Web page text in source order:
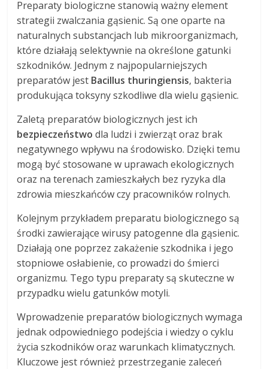
Preparaty biologiczne stanowią ważny element
strategii zwalczania gąsienic. Są one oparte na
naturalnych substancjach lub mikroorganizmach,
które działają selektywnie na określone gatunki
szkodników. Jednym z najpopularniejszych
preparatów jest Bacillus thuringiensis, bakteria
produkująca toksyny szkodliwe dla wielu gąsienic.
Zaletą preparatów biologicznych jest ich
bezpieczeństwo dla ludzi i zwierząt oraz brak
negatywnego wpływu na środowisko. Dzięki temu
mogą być stosowane w uprawach ekologicznych
oraz na terenach zamieszkałych bez ryzyka dla
zdrowia mieszkańców czy pracowników rolnych.
Kolejnym przykładem preparatu biologicznego są
środki zawierające wirusy patogenne dla gąsienic.
Działają one poprzez zakażenie szkodnika i jego
stopniowe osłabienie, co prowadzi do śmierci
organizmu. Tego typu preparaty są skuteczne w
przypadku wielu gatunków motyli.
Wprowadzenie preparatów biologicznych wymaga
jednak odpowiedniego podejścia i wiedzy o cyklu
życia szkodników oraz warunkach klimatycznych.
Kluczowe jest również przestrzeganie zaleceń